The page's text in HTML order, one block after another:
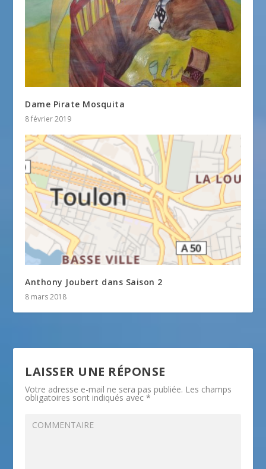
Dame Pirate Mosquita
8 février 2019
Anthony Joubert dans Saison 2
8 mars 2018
LAISSER UNE RÉPONSE
Votre adresse e-mail ne sera pas publiée. Les champs
obligatoires sont indiqués avec*